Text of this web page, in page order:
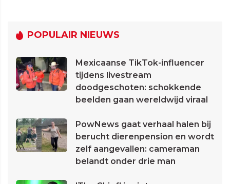
POPULAIR NIEUWS
Mexicaanse TikTok-influencer
tijdens livestream
doodgeschoten: schokkende
beelden gaan wereldwijd viraal
PowNews gaat verhaal halen bij
berucht dierenpension en wordt
zelf aangevallen: cameraman
belandt onder drie man